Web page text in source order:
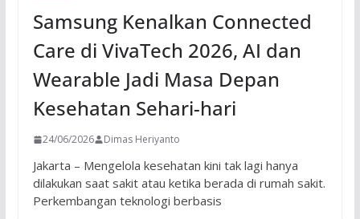
Samsung Kenalkan Connected
Care di VivaTech 2026, AI dan
Wearable Jadi Masa Depan
Kesehatan Sehari-hari
24/06/2026 Dimas Heriyanto
Jakarta – Mengelola kesehatan kini tak lagi hanya
dilakukan saat sakit atau ketika berada di rumah sakit.
Perkembangan teknologi berbasis